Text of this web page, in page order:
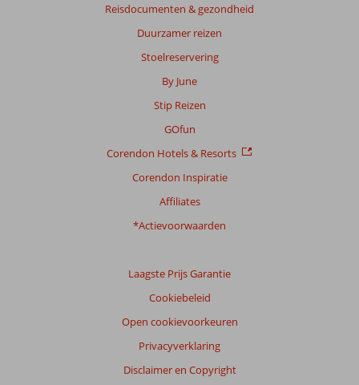
Reisdocumenten & gezondheid
Duurzamer reizen
Stoelreservering
By June
Stip Reizen
GOfun
Corendon Hotels & Resorts
Corendon Inspiratie
Affiliates
*Actievoorwaarden
Laagste Prijs Garantie
Cookiebeleid
Open cookievoorkeuren
Privacyverklaring
Disclaimer en Copyright